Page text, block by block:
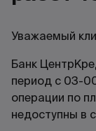
Уважаемый
Банк
период с 03-
операции по
недоступны в